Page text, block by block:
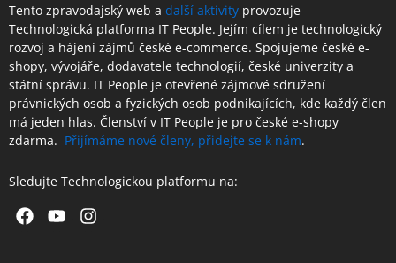
Tento zpravodajský web a další aktivity provozuje
Technologická platforma IT People. Jejím cílem je technologický
rozvoj a hájení zájmů české e-commerce. Spojujeme české e-
shopy, vývojáře, dodavatele technologií, české univerzity a
státní správu. IT People je otevřené zájmové sdružení
právnických osob a fyzických osob podnikajících, kde každý člen
má jeden hlas. Členství v IT People je pro české e-shopy
zdarma. Přijímáme nové členy, přidejte se k nám.
Sledujte Technologickou platformu na:
Facebook
YoutubeInstagram